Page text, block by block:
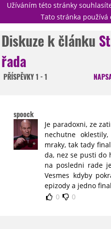
Užíváním této stránky
Tato stránka používá
NOVINKY
TÉMATA
DISKUZE
STATISTIKY
TIRÁŽ
Diskuze k článku
řada
PŘÍSPĚVKY1 - 1
spoock
Je paradoxni, ze
nechutne
mraky, tak tady
da, nez se pusti do
na posledni rade
Vesmes kdyby
epizody a jedno
0
0